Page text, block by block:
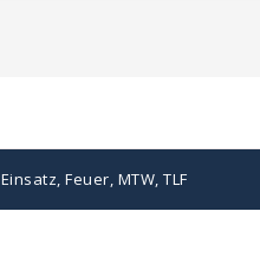
Einsatz, Feuer, MTW, TLF